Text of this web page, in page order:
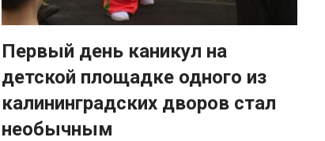
Первый день каникул на
детской площадке одного из
калининградских дворов стал
необычным